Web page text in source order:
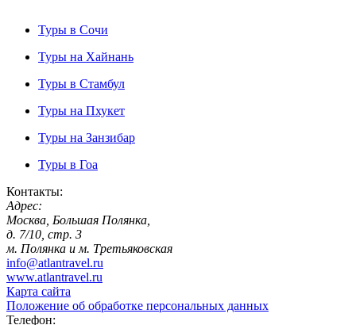
Туры в Сочи
Туры на Хайнань
Туры в Стамбул
Туры на Пхукет
Туры на Занзибар
Туры в Гоа
Контакты:
Адрес:
Москва, Большая Полянка,
д. 7/10, стр. 3
м. Полянка и м. Третьяковская
info@atlantravel.ru
www.atlantravel.ru
Карта сайта
Положение об обработке персональных данных
Телефон: